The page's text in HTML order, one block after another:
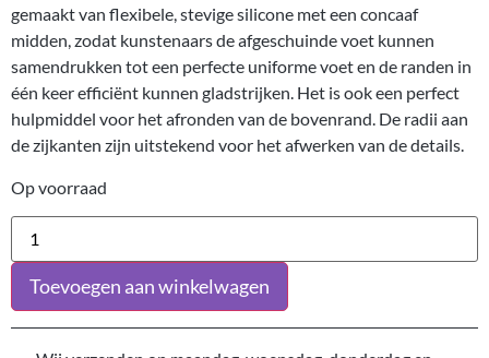
gemaakt van flexibele, stevige silicone met een concaaf
midden, zodat kunstenaars de afgeschuinde voet kunnen
samendrukken tot een perfecte uniforme voet en de randen in
één keer efficiënt kunnen gladstrijken. Het is ook een perfect
hulpmiddel voor het afronden van de bovenrand. De radii aan
de zijkanten zijn uitstekend voor het afwerken van de details.
Op voorraad
Toevoegen aan winkelwagen